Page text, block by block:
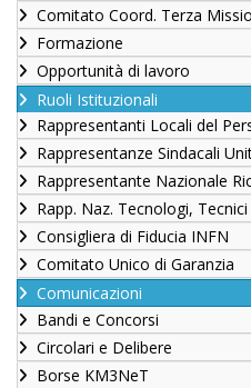
Comitato Coord. Terza
Formazione
Opportunità di lavoro
Ruoli Istituzionali
Rappresentanti Locali del
Rappresentanze Sindacali
Rappresentante Nazionale
Rapp. Naz. Tecnologi,
Consigliera di Fiducia INFN
Comitato Unico di Garanzia
Comunicazioni
Bandi e Concorsi
Circolari e Delibere
Borse KM3NeT